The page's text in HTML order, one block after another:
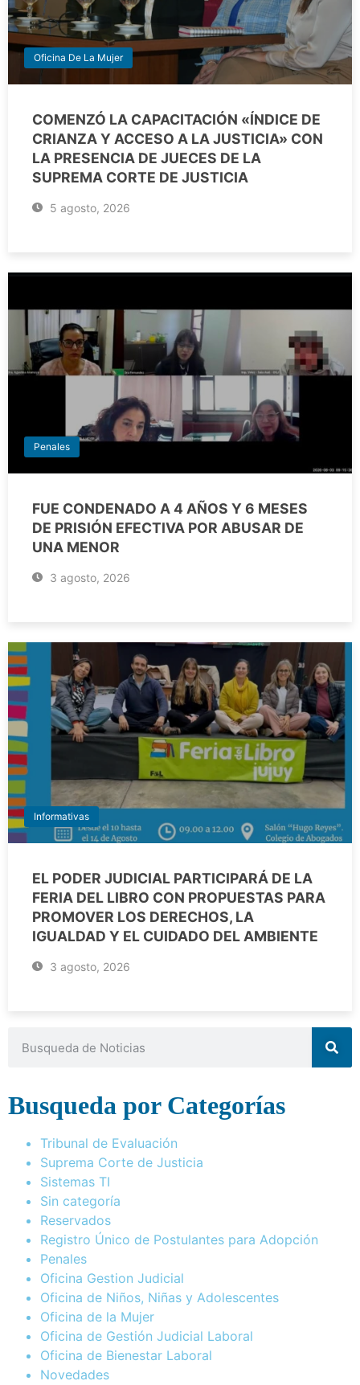
Oficina De La Mujer
COMENZÓ LA CAPACITACIÓN «ÍNDICE DE
CRIANZA Y ACCESO A LA JUSTICIA» CON
LA PRESENCIA DE JUECES DE LA
SUPREMA CORTE DE JUSTICIA
5 agosto, 2026
Penales
FUE CONDENADO A 4 AÑOS Y 6 MESES
DE PRISIÓN EFECTIVA POR ABUSAR DE
UNA MENOR
3 agosto, 2026
Informativas
EL PODER JUDICIAL PARTICIPARÁ DE LA
FERIA DEL LIBRO CON PROPUESTAS PARA
PROMOVER LOS DERECHOS, LA
IGUALDAD Y EL CUIDADO DEL AMBIENTE
3 agosto, 2026
Busqueda por Categorías
Tribunal de Evaluación
Suprema Corte de Justicia
Sistemas TI
Sin categoría
Reservados
Registro Único de Postulantes para Adopción
Penales
Oficina Gestion Judicial
Oficina de Niños, Niñas y Adolescentes
Oficina de la Mujer
Oficina de Gestión Judicial Laboral
Oficina de Bienestar Laboral
Novedades